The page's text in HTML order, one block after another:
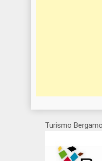
Turismo Bergamo